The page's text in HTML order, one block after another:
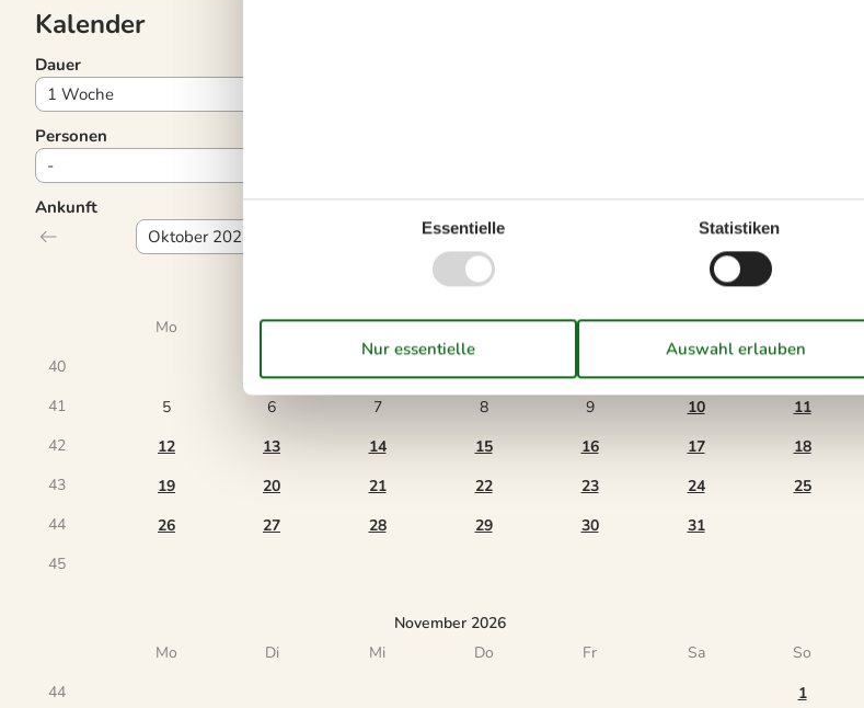
Kalender
Ankunft
Mo
Di Mi Do Fr Sa
So
40
41
5 6 7 8 9 10
11
42
12 13 14 15 16 17
18
43
19 20 21 22 23 24
25
44
26 27 28 29 30
31
45
November 2026
Mo
Di Mi Do Fr Sa
So
44
1
Dauer
Personen
Essentielle Statistiken